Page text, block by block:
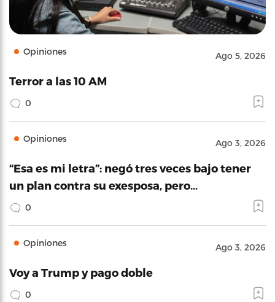
Opiniones Ago 5, 2026
Terror a las 10 AM
0
Opiniones Ago 3, 2026
“Esa es mi letra”: negó tres veces bajo tener
un plan contra su exesposa, pero…
0
Opiniones Ago 3, 2026
Voy a Trump y pago doble
0